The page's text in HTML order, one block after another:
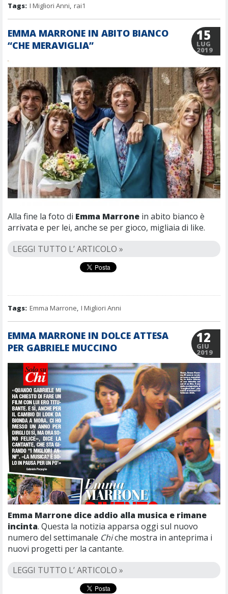
Tags: I Migliori Anni, rai1
EMMA MARRONE IN ABITO BIANCO
“CHE MERAVIGLIA”
15
LUG
2019
Alla fine la foto di Emma Marrone in abito bianco è
arrivata e per lei, anche se per gioco, migliaia di like.
LEGGI TUTTO L’ ARTICOLO »
Tags: Emma Marrone I Migliori Anni
EMMA MARRONE IN DOLCE ATTESA
PER GABRIELE MUCCINO
12
GIU
2019
Emma Marrone dice addio alla musica e rimane
incinta. Questa la notizia apparsa oggi sul nuovo
numero del settimanale Chiche mostra in anteprima i
nuovi progetti per la cantante.
LEGGI TUTTO L’ ARTICOLO »